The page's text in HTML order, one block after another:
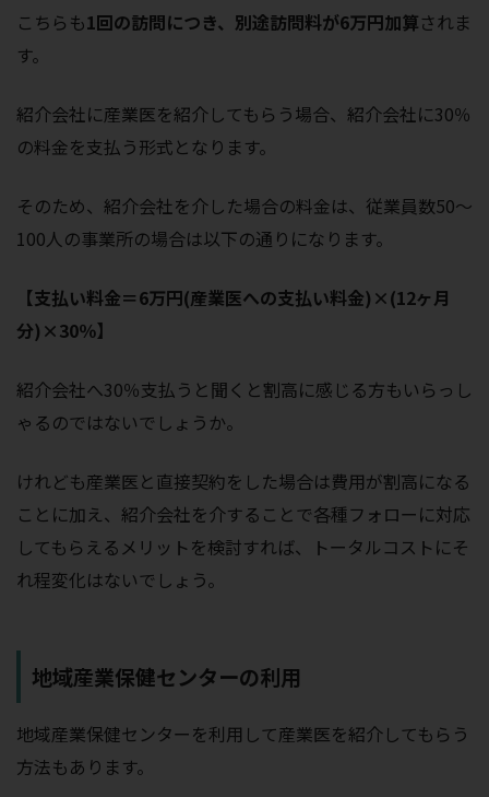
こちらも1回の訪問につき、別途訪問料が6万円加算されま
す。
紹介会社に産業医を紹介してもらう場合、紹介会社に30％
の料金を支払う形式となります。
そのため、紹介会社を介した場合の料金は、従業員数50～
100人の事業所の場合は以下の通りになります。
【支払い料金＝6万円(産業医への支払い料金)×(12ヶ月
分)×30％】
紹介会社へ30％支払うと聞くと割高に感じる方もいらっし
ゃるのではないでしょうか。
けれども産業医と直接契約をした場合は費用が割高になる
ことに加え、紹介会社を介することで各種フォローに対応
してもらえるメリットを検討すれば、トータルコストにそ
れ程変化はないでしょう。
地域産業保健センターの利用
地域産業保健センターを利用して産業医を紹介してもらう
方法もあります。